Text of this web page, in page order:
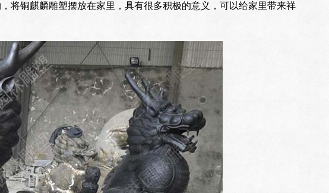
将铜麒麟雕塑摆放在家里，具有很多积极的意义，可以给家里带来祥